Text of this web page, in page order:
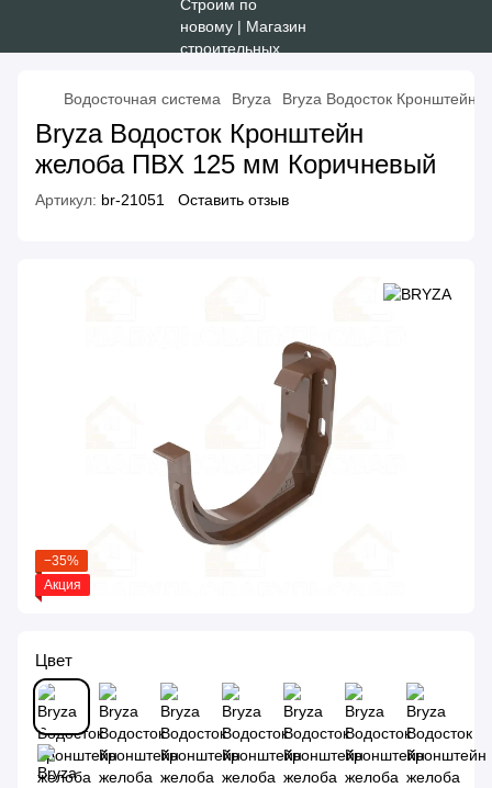
Водосточная система Bryza Bryza Водосток Кронштейн
Bryza Водосток Кронштейн
желоба ПВХ 125 мм Коричневый
Артикул: br-21051 Оставить отзыв
−35%
Акция
Цвет